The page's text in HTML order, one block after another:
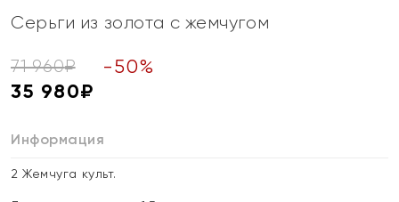
Серьги из золота с жемчугом
71 960₽ -50%
35 980₽
Информация
2 Жемчуга культ.